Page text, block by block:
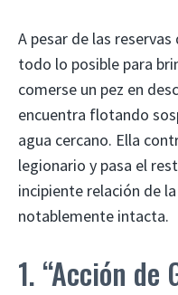
A pesar de las
todo lo posible para
comerse un pez en
encuentra flotando
agua cercano. Ella
legionario y pasa el
incipiente relación de
notablemente intacta.
1. “Acción de